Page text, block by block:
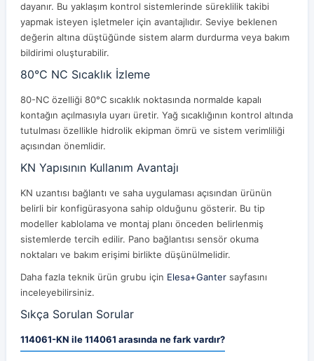
dayanır. Bu yaklaşım kontrol sistemlerinde süreklilik takibi
yapmak isteyen işletmeler için avantajlıdır. Seviye beklenen
değerin altına düştüğünde sistem alarm durdurma veya bakım
bildirimi oluşturabilir.
80°C NC Sıcaklık İzleme
80-NC özelliği 80°C sıcaklık noktasında normalde kapalı
kontağın açılmasıyla uyarı üretir. Yağ sıcaklığının kontrol altında
tutulması özellikle hidrolik ekipman ömrü ve sistem verimliliği
açısından önemlidir.
KN Yapısının Kullanım Avantajı
KN uzantısı bağlantı ve saha uygulaması açısından ürünün
belirli bir konfigürasyona sahip olduğunu gösterir. Bu tip
modeller kablolama ve montaj planı önceden belirlenmiş
sistemlerde tercih edilir. Pano bağlantısı sensör okuma
noktaları ve bakım erişimi birlikte düşünülmelidir.
Daha fazla teknik ürün grubu için Elesa+Ganter sayfasını
inceleyebilirsiniz.
Sıkça Sorulan Sorular
114061-KN ile 114061 arasında ne fark vardır?